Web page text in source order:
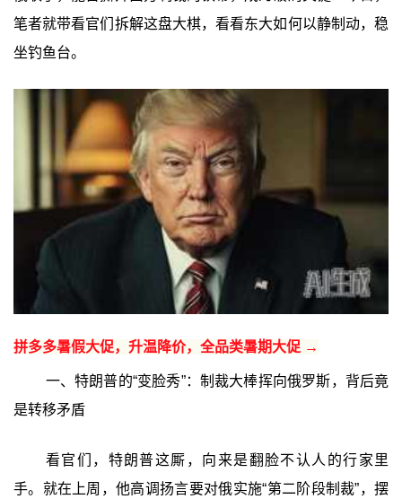
笔者就带看官们拆解这盘大棋，看看东大如何以静制动，稳
坐钓鱼台。
拼多多暑假大促，升温降价，全品类暑期大促 →
一、特朗普的“变脸秀”：制裁大棒挥向俄罗斯，背后竟
是转移矛盾
看官们，特朗普这厮，向来是翻脸不认人的行家里
手。就在上周，他高调扬言要对俄实施“第二阶段制裁”，摆